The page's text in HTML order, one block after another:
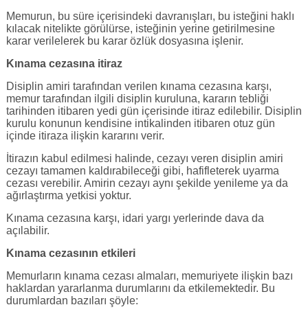
Memurun, bu süre içerisindeki davranışları, bu isteğini haklı
kılacak nitelikte görülürse, isteğinin yerine getirilmesine
karar verilelerek bu karar özlük dosyasına işlenir.
Kınama cezasına itiraz
Disiplin amiri tarafından verilen kınama cezasına karşı,
memur tarafından ilgili disiplin kuruluna, kararın tebliği
tarihinden itibaren yedi gün içerisinde itiraz edilebilir. Disiplin
kurulu konunun kendisine intikalinden itibaren otuz gün
içinde itiraza ilişkin kararını verir.
İtirazın kabul edilmesi halinde, cezayı veren disiplin amiri
cezayı tamamen kaldırabileceği gibi, hafifleterek uyarma
cezası verebilir. Amirin cezayı aynı şekilde yenileme ya da
ağırlaştırma yetkisi yoktur.
Kınama cezasına karşı, idari yargı yerlerinde dava da
açılabilir.
Kınama cezasının etkileri
Memurların kınama cezası almaları, memuriyete ilişkin bazı
haklardan yararlanma durumlarını da etkilemektedir. Bu
durumlardan bazıları şöyle: